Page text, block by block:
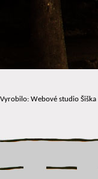
Vyrobilo: Webové studio Šiška